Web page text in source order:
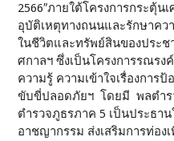
2566″ภายใต้โครงการกระตุ้น
อุบัติเหตุทางถนนและรักษาคว
ในชีวิตและทรัพย์สินของประช
ศกาลฯ ซึ่งเป็นโครงการรณรง
ความรู้ ความเข้าใจเรื่องการ
ขับขี่ปลอดภัยฯ โดยมี พลตำร
ตำรวจภูธรภาค 5 เป็นประธา
อาชญากรรม ส่งเสริมการท่อง